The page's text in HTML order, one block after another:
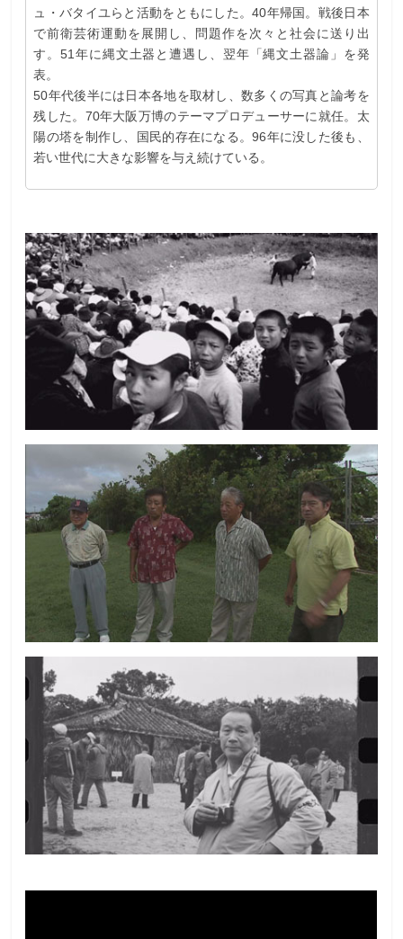
ュ・バタイユらと活動をともにした。40年帰国。戦後日本
で前衛芸術運動を展開し、問題作を次々と社会に送り出
す。51年に縄文土器と遭遇し、翌年「縄文土器論」を発
表。
50年代後半には日本各地を取材し、数多くの写真と論考を
残した。70年大阪万博のテーマプロデューサーに就任。太
陽の塔を制作し、国民的存在になる。96年に没した後も、
若い世代に大きな影響を与え続けている。